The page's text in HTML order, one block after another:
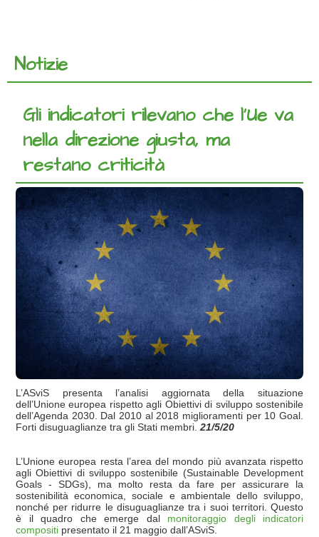
Notizie
Gli indicatori rilevano che l’Ue va
nella direzione giusta, ma
restano criticità
L’ASviS presenta l’analisi aggiornata della situazione
dell’Unione europea rispetto agli Obiettivi di sviluppo sostenibile
dell’Agenda 2030. Dal 2010 al 2018 miglioramenti per 10 Goal.
Forti disuguaglianze tra gli Stati membri.21/5/20
L’Unione europea resta l’area del mondo più avanzata rispetto
agli Obiettivi di sviluppo sostenibile (Sustainable Development
Goals - SDGs), ma molto resta da fare per assicurare la
sostenibilità economica, sociale e ambientale dello sviluppo,
nonché per ridurre le disuguaglianze tra i suoi territori. Questo
è il quadro che emerge dal monitoraggio degli indicatori
compositi presentato il 21 maggio dall’ASviS.